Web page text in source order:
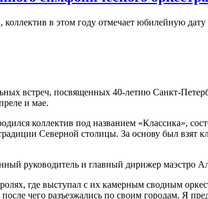
в этом году отмечает юбилейную дату
встреч, посвященных 40-летию Санкт-
и мае.
коллектив под названием «Классика»,
Северной столицы. За основу был взят
руководитель и главный дирижер маэстро
где выступал с их камерным сводным
чего разъезжались по своим городам. Я